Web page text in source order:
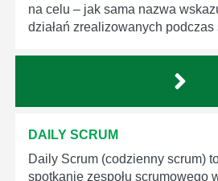
na celu – jak sama nazwa
działań zrealizowanych podczas
DAILY SCRUM
Daily Scrum (codzienny scrum)
spotkanie zespołu scrumowego